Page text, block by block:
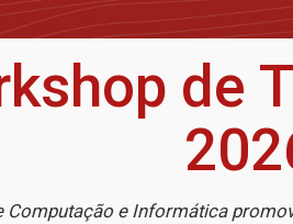
de
Computação e Informática